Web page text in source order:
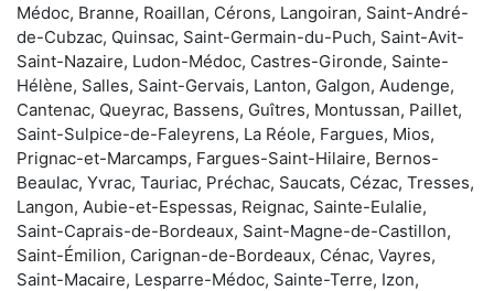
Médoc, Branne, Roaillan, Cérons, Langoiran, Saint-André-
de-Cubzac, Quinsac, Saint-Germain-du-Puch, Saint-Avit-
Saint-Nazaire, Ludon-Médoc, Castres-Gironde, Sainte-
Hélène, Salles, Saint-Gervais, Lanton, Galgon, Audenge,
Cantenac, Queyrac, Bassens, Guîtres, Montussan, Paillet,
Saint-Sulpice-de-Faleyrens, La Réole, Fargues, Mios,
Prignac-et-Marcamps, Fargues-Saint-Hilaire, Bernos-
Beaulac, Yvrac, Tauriac, Préchac, Saucats, Cézac, Tresses,
Langon, Aubie-et-Espessas, Reignac, Sainte-Eulalie,
Saint-Caprais-de-Bordeaux, Saint-Magne-de-Castillon,
Saint-Émilion, Carignan-de-Bordeaux, Cénac, Vayres,
Saint-Macaire, Lesparre-Médoc, Sainte-Terre, Izon,